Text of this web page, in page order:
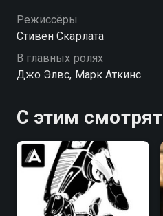
Режиссёры
Стивен Скарлата
В главных ролях
Джо Элвс, Марк Аткинс
С этим смотрят